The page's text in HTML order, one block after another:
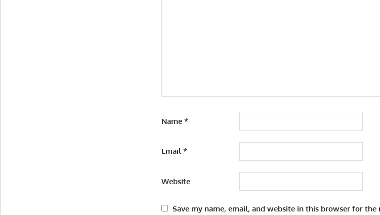
Name*
Email*
Website
Save my name, email, and website in this browser for